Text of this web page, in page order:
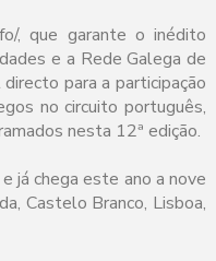
, que garante o inédito
e a Rede Galega de
para a participação
no circuito português,
nesta 12ª edição.
já chega este ano a nove
Castelo Branco, Lisboa,